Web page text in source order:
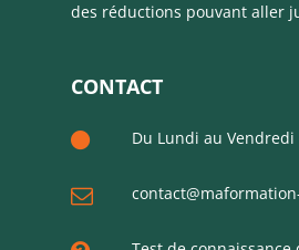
des réductions pouvant aller
CONTACT
Du Lundi au Vendredi